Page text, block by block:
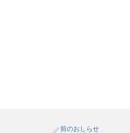
前のおしらせ